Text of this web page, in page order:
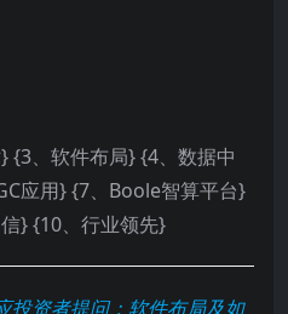
{3、软件布局} {4、数据中
应用} {7、Boole智算平台}
} {10、行业领先}
投资者提问：软件布局及如